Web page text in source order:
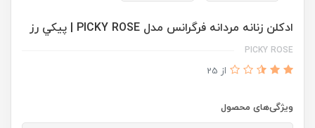
ادكلن زنانه مردانه فرگرانس مدل PICKY ROSE | پيكي رز
PICKY ROSE
از 25
ویژگی‌های محصول